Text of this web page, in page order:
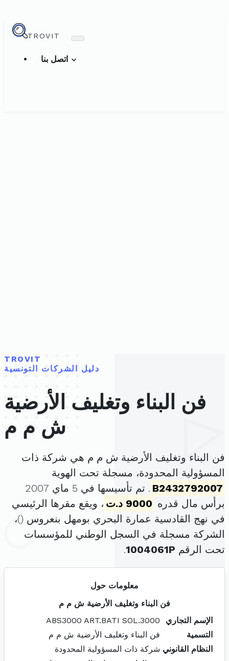
TROVIT
TROVIT
دليل الشركات التونسية
فن البناء وتغليف الأرضية
ش م م
فن البناء وتغليف الأرضية ش م م هي شركة ذات
المسؤولية المحدودة، مسجلة تحت الهوية
B2432792007
. تم تأسيسها في 5 ماي 2007
برأس مال قدره 9000 د.ت
، ويقع مقرها الرئيسي
في نهج القادسية عمارة البحري بومهل بنعروس ()،
الشركة مسجلة في السجل الوطني للمؤسسات
تحت الرقم 1004061P
.
معلومات حول
فن البناء وتغليف الأرضية ش م م
الإسم التجاري
ABS3000 ART.BATI SOL.3000
التسمية
فن البناء وتغليف الأرضية ش م م
النظام القانوني شركة ذات المسؤولية المحدودة